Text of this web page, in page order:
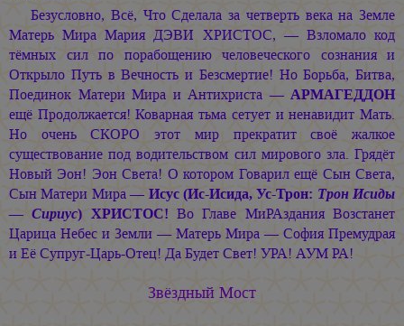
Безусловно, Всё, Что Сделала за четверть века на Земле
Матерь МираМария ДЭВИ ХРИСТОС, —Взломало код
тёмных сил по порабощению человеческого сознания и
Открыло Путь в Вечность и Безсмертие! Но Борьба, Битва,
Поединок Матери Мира и Антихриста — АРМАГЕДДОН
ещё Продолжается! Коварная тьма сетует и ненавидит Мать.
Но очень СКОРО этот мир прекратит своё жалкое
существование под водительством сил мирового зла. Грядёт
Новый Эон! Эон Света! О котором Говарил ещё Сын Света,
Сын Матери Мира — Исус (Ис-Исида,Ус-Трон: Трон Исиды
— Сириус) ХРИСТОС! Во Главе МиРАздания Возстанет
Царица Небес и Земли — Матерь Мира — София Премудрая
и Её Супруг-Царь-Отец! Да Будет Свет! УРА! АУМ РА!
Звёздный Мост